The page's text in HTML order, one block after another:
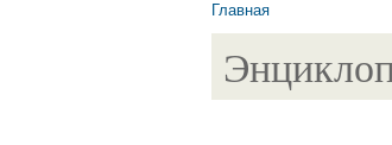
Главная